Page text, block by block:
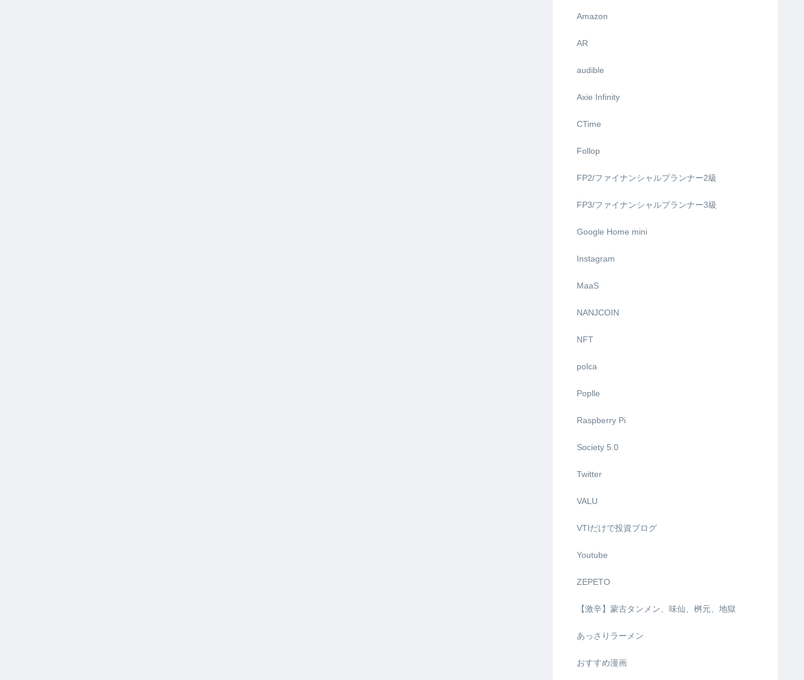
Amazon
AR
audible
Axie Infinity
CTime
Follop
FP2/ファイナンシャルプランナー2級
FP3/ファイナンシャルプランナー3級
Google Home mini
Instagram
MaaS
NANJCOIN
NFT
polca
Poplle
Raspberry Pi
Society 5.0
Twitter
VALU
VTIだけで投資ブログ
Youtube
ZEPETO
【激辛】蒙古タンメン、味仙、桝元、地獄
あっさりラーメン
おすすめ漫画